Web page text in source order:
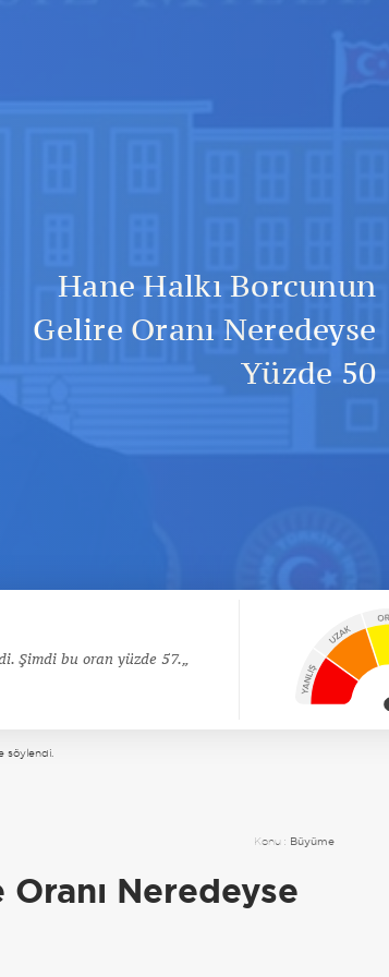
Hane Halkı Borcunun
Gelire Oranı Neredeyse
Yüzde 50
Şimdi bu oran yüzde 57.
söylendi.
Konu : Büyüme
Neredeyse